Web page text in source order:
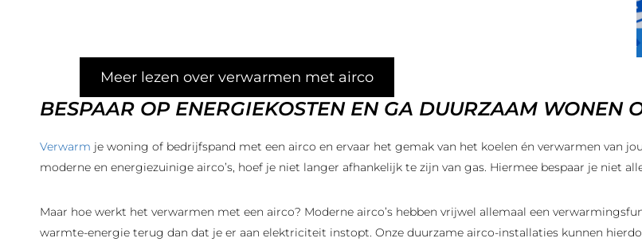
Meer lezen over verwarmen met airco
BESPAAR OP ENERGIEKOSTEN EN GA DUURZAAM WONEN
Verwarm je woning of bedrijfspand met een airco en ervaar het gemak van het koelen én verwarmen van
moderne en energiezuinige airco’s, hoef je niet langer afhankelijk te zijn van gas. Hiermee bespaar je niet
Maar hoe werkt het verwarmen met een airco? Moderne airco’s hebben vrijwel allemaal een
warmte-energie terug dan dat je er aan elektriciteit instopt. Onze duurzame airco-installaties kunnen